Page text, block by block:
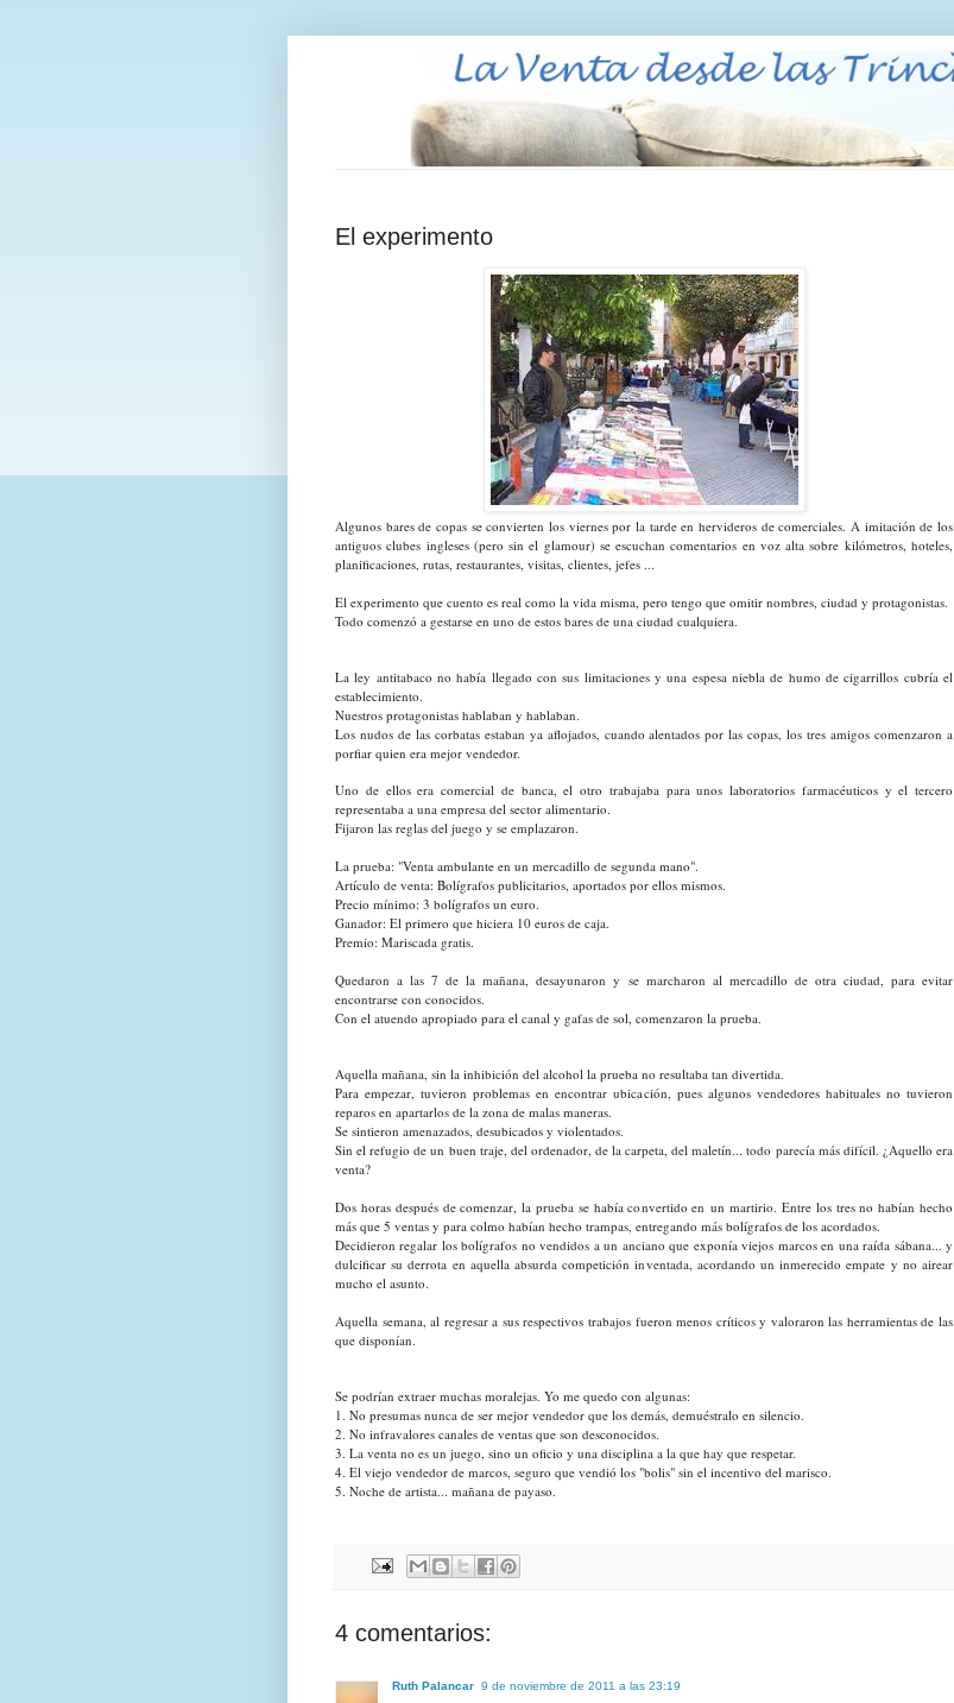
El experimento
Algunos bares de copas se convierten los viernes por la tarde en hervideros de comerciales. A imitación de los
antiguos clubes ingleses (pero sin el glamour) se escuchan comentarios en voz alta sobre kilómetros, hoteles,
planificaciones, rutas, restaurantes, visitas, clientes, jefes ...
El experimento que cuento es real como la vida misma, pero tengo que omitir nombres, ciudad y protagonistas.
Todo comenzó a gestarse en uno de estos bares de una ciudad cualquiera.
La ley antitabaco no había llegado con sus limitaciones y una espesa niebla de humo de cigarrillos cubría el
establecimiento.
Nuestros protagonistas hablaban y hablaban.
Los nudos de las corbatas estaban ya aflojados, cuando alentados por las copas, los tres amigos comenzaron a
porfiar quien era mejor vendedor.
Uno de ellos era comercial de banca, el otro trabajaba para unos laboratorios farmacéuticos y el tercero
representaba a una empresa del sector alimentario.
Fijaron las reglas del juego y se emplazaron.
La prueba: "Venta ambulante en un mercadillo de segunda mano".
Artículo de venta: Bolígrafos publicitarios, aportados por ellos mismos.
Precio mínimo: 3 bolígrafos un euro.
Ganador: El primero que hiciera 10 euros de caja.
Premio: Mariscada gratis.
Quedaron a las 7 de la mañana, desayunaron y se marcharon al mercadillo de otra ciudad, para evitar
encontrarse con conocidos.
Con el atuendo apropiado para el canal y gafas de sol, comenzaron la prueba.
Aquella mañana, sin la inhibición del alcohol la prueba no resultaba tan divertida.
Para empezar, tuvieron problemas en encontrar ubicación, pues algunos vendedores habituales no tuvieron
reparos en apartarlos de la zona de malas maneras.
Se sintieron amenazados, desubicados y violentados.
Sin el refugio de un buen traje, del ordenador, de la carpeta, del maletín... todo parecía más difícil. ¿Aquello era
venta?
Dos horas después de comenzar, la prueba se había convertido en un martirio. Entre los tres no habían hecho
más que 5 ventas y para colmo habían hecho trampas, entregando más bolígrafos de los acordados.
Decidieron regalar los bolígrafos no vendidos a un anciano que exponía viejos marcos en una raída sábana... y
dulcificar su derrota en aquella absurda competición inventada, acordando un inmerecido empate y no airear
mucho el asunto.
Aquella semana, al regresar a sus respectivos trabajos fueron menos críticos y valoraron las herramientas de las
que disponían.
Se podrían extraer muchas moralejas. Yo me quedo con algunas:
1. No presumas nunca de ser mejor vendedor que los demás, demuéstralo en silencio.
2. No infravalores canales de ventas que son desconocidos.
3. La venta no es un juego, sino un oficio y una disciplina a la que hay que respetar.
4. El viejo vendedor de marcos, seguro que vendió los "bolis" sin el incentivo del marisco.
5. Noche de artista... mañana de payaso.
4 comentarios:
Ruth Palancar 9 de noviembre de 2011 a las 23:19